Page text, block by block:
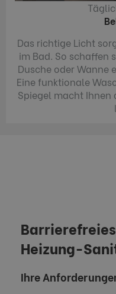
Das richtige Licht
im Bad. So schaffen
Dusche oder Wanne
Eine funktionale
Spiegel macht Ihnen
Heizung-
Ihre